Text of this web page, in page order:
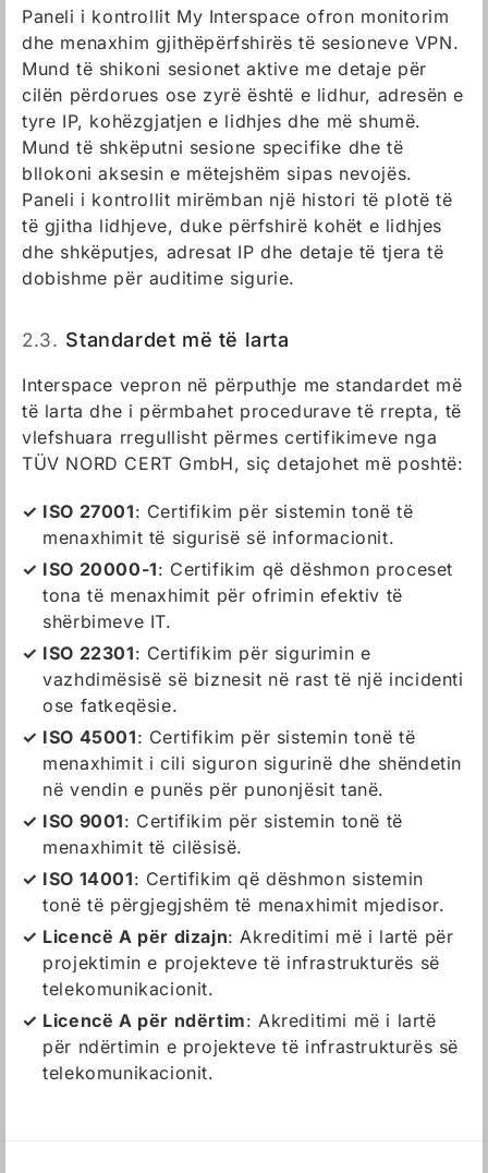
Paneli i kontrollit My Interspace ofron monitorim
dhe menaxhim gjithëpërfshirës të sesioneve VPN.
Mund të shikoni sesionet aktive me detaje për
cilën përdorues ose zyrë është e lidhur, adresën e
tyre IP, kohëzgjatjen e lidhjes dhe më shumë.
Mund të shkëputni sesione specifike dhe të
bllokoni aksesin e mëtejshëm sipas nevojës.
Paneli i kontrollit mirëmban një histori të plotë të
të gjitha lidhjeve, duke përfshirë kohët e lidhjes
dhe shkëputjes, adresat IP dhe detaje të tjera të
dobishme për auditime sigurie.
2.3. Standardet më të larta
Interspace vepron në përputhje me standardet më
të larta dhe i përmbahet procedurave të rrepta, të
vlefshuara rregullisht përmes certifikimeve nga
TÜV NORD CERT GmbH, siç detajohet më poshtë:
ISO 27001: Certifikim për sistemin tonë të
menaxhimit të sigurisë së informacionit.
ISO 20000-1: Certifikim që dëshmon proceset
tona të menaxhimit për ofrimin efektiv të
shërbimeve IT.
ISO 22301: Certifikim për sigurimin e
vazhdimësisë së biznesit në rast të një incidenti
ose fatkeqësie.
ISO 45001: Certifikim për sistemin tonë të
menaxhimit i cili siguron sigurinë dhe shëndetin
në vendin e punës për punonjësit tanë.
ISO 9001: Certifikim për sistemin tonë të
menaxhimit të cilësisë.
ISO 14001: Certifikim që dëshmon sistemin
tonë të përgjegjshëm të menaxhimit mjedisor.
Licencë A për dizajn: Akreditimi më i lartë për
projektimin e projekteve të infrastrukturës së
telekomunikacionit.
Licencë A për ndërtim: Akreditimi më i lartë
për ndërtimin e projekteve të infrastrukturës së
telekomunikacionit.